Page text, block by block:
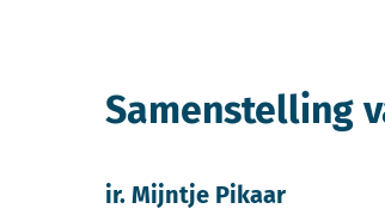
Samenstelling
ir. Mijntje Pikaar